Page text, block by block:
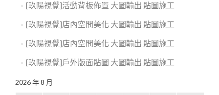
[玖陽視覺]活動背板佈置 大圖輸出 貼圖施工
[玖陽視覺]店內空間美化 大圖輸出 貼圖施工
[玖陽視覺]店內空間美化 大圖輸出 貼圖施工
[玖陽視覺]戶外版面貼圖 大圖輸出 貼圖施工
2026 年 8 月